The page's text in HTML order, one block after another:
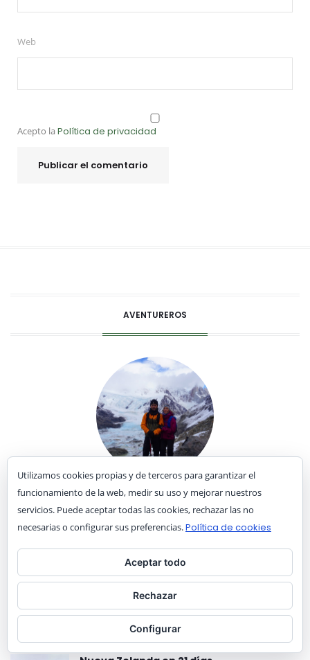
Web
Acepto la Política de privacidad
AVENTUREROS
IRENE Y JAIME
No nos gustan las fronteras. Y no nos referimos únicamente a las
fronteras políticas sino también a todas aquellas que tenemos en
diferencias, miedo y odio entre nosotros. ¿Te vienes a conocer el mundo
NUESTROS FAVORITOS
Utilizamos cookies propias y de terceros para garantizar el
funcionamiento de la web, medir su uso y mejorar nuestros
servicios. Puede aceptar todas las cookies, rechazar las no
necesarias o configurar sus preferencias.Política de cookies
Aceptar todo
Rechazar
Configurar